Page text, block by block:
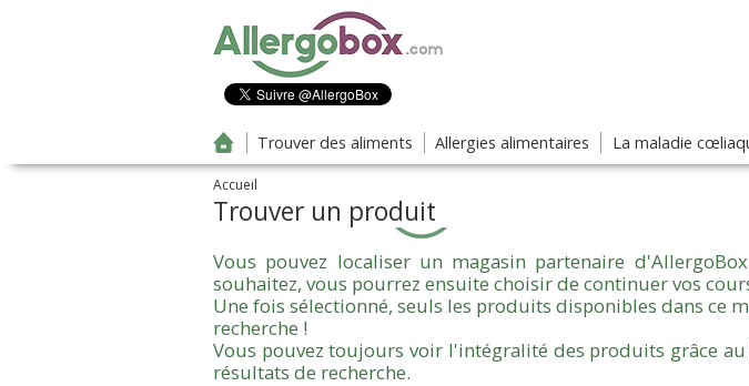
Trouver des aliments Allergies alimentaires La maladie
Accueil
Trouver un produit
Vous pouvez localiser un magasin partenaire
souhaitez, vous pourrez ensuite choisir de continuer vos
Une fois sélectionné, seuls les produits disponibles dans ce
recherche !
Vous pouvez toujours voir l'intégralité des produits grâce
résultats de recherche.